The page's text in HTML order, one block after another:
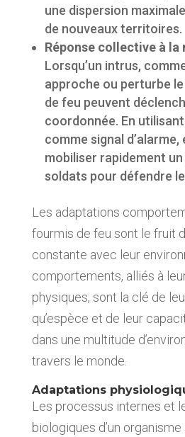
une dispersion
de nouveaux territoires.
Réponse collective à la
Lorsqu’un intrus,
approche ou perturbe
de feu peuvent
coordonnée. En
comme signal d’alarme,
mobiliser rapidement
soldats pour défendre
Les adaptations
fourmis de feu sont le fruit
constante avec leur
comportements, alliés à
physiques, sont la clé de
qu’espèce et de leur
dans une multitude
travers le monde.
Adaptations
Les processus internes et
biologiques d’un